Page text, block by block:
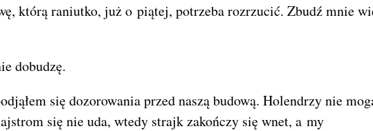
którą raniutko, już o piątej, potrzeba rozrzucić. Zbudź mnie
dobudzę.
się dozorowania przed naszą budową. Holendrzy nie
się nie uda, wtedy strajk zakończy się wnet, a my